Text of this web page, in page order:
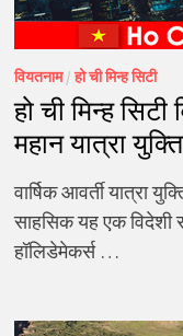
वियतनाम/हो ची मिन्ह सिटी
हो ची मिन्ह
महान यात्रा
वार्षिक आवर्ती यात्रा
साहसिक यह एक विदेशी
हॉलिडेमेकर्स …